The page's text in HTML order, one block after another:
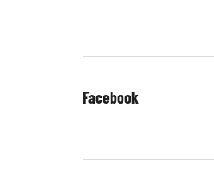
Facebook